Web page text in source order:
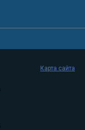
Карта сайта